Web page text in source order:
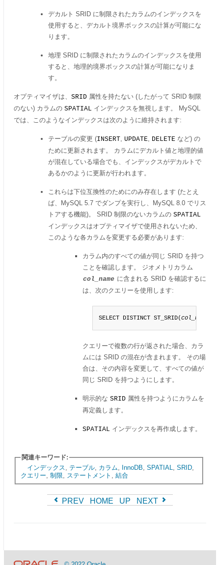
デカルト SRID に制限されたカラムのインデックスを
使用すると、デカルト境界ボックスの計算が可能にな
ります。
地理 SRID に制限されたカラムのインデックスを使用
すると、地理的境界ボックスの計算が可能になりま
す。
オプティマイザは、 SRID 属性を持たない (したがって SRID 制限
のない) カラムの SPATIAL インデックスを無視します。 MySQL
では、このようなインデックスは次のように維持されます:
テーブルの変更 (INSERT, UPDATE, DELETE など) の
ために更新されます。 カラムにデカルト値と地理的値
が混在している場合でも、インデックスがデカルトで
あるかのように更新が行われます。
これらは下位互換性のためにのみ存在します (たとえ
ば、MySQL 5.7 でダンプを実行し、MySQL 8.0 でリス
トアする機能)。 SRID 制限のないカラムの SPATIAL
インデックスはオプティマイザで使用されないため、
このような各カラムを変更する必要があります:
カラム内のすべての値が同じ SRID を持つ
ことを確認します。 ジオメトリカラム
col_name に含まれる SRID を確認するに
は、次のクエリーを使用します:
SELECT DISTINCT ST_SRID(col_name
クエリーで複数の行が返された場合、カラ
ムには SRID の混在が含まれます。 その場
合は、その内容を変更して、すべての値が
同じ SRID を持つようにします。
明示的な SRID 属性を持つようにカラムを
再定義します。
SPATIAL インデックスを再作成します。
関連キーワード:
インデックス
テーブル, カラム InnoDB SPATIAL SRID,
クエリー 制限 ステートメント 結合
PREV HOME UP NEXT